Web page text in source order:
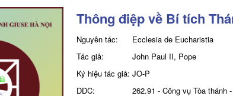
Thông điệp về Bí tích
Nguyên tác:
Ecclesia de Eucharistia
Tác giả:
John Paul II, Pope
Ký hiệu tác giả: JO-P
DDC:
262.91 - Công vụ Tòa